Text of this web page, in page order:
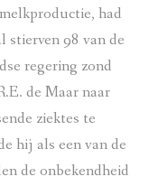
had
stierven 98 van de
regering zond
de Maar naar
ziektes te
hij als een van de
de onbekendheid